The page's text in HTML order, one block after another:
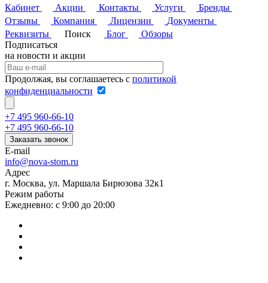
Кабинет
Акции Контакты Услуги
Бренды
Отзывы
Компания Лицензии
Документы
Реквизиты
Поиск Блог
Обзоры
Подписаться
на новости и акции
Продолжая, вы соглашаетесь с политикой
конфиденциальности
+7 495 960-66-10
+7 495 960-66-10
Заказать звонок
E-mail
info@nova-stom.ru
Адрес
г. Москва, ул. Маршала Бирюзова 32к1
Режим работы
Ежедневно: с 9:00 до 20:00